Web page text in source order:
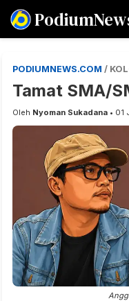
PODIUMNEWS.COM /
Tamat SMA/
Oleh Nyoman Sukadana • 01